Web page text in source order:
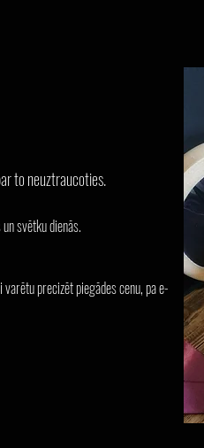
to neuztraucoties.
svētku dienās.
precizēt piegādes cenu, pa e-